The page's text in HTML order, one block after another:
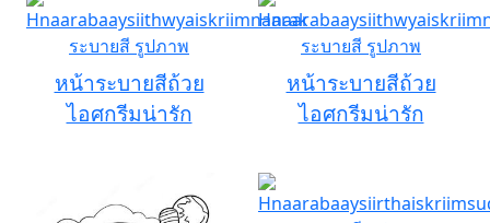
หน้าระบายสีถ้วย
ไอศกรีมน่ารัก
หน้าระบายสีถ้วย
ไอศกรีมน่ารัก